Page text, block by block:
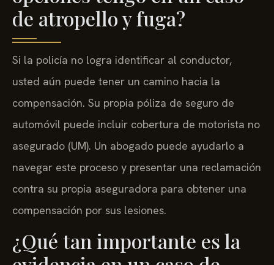
de atropello y fuga?
Si la policía no logra identificar al conductor,
usted aún puede tener un camino hacia la
compensación. Su propia póliza de seguro de
automóvil puede incluir cobertura de motorista no
asegurado (UM). Un abogado puede ayudarlo a
navegar este proceso y presentar una reclamación
contra su propia aseguradora para obtener una
compensación por sus lesiones.
¿Qué tan importante es la